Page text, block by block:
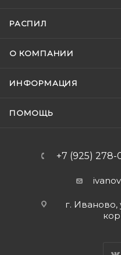
РАСПИЛ
О КОМПАНИИ
ИНФОРМАЦИЯ
ПОМОЩЬ
+7 (925) 278-
г. Иваново,